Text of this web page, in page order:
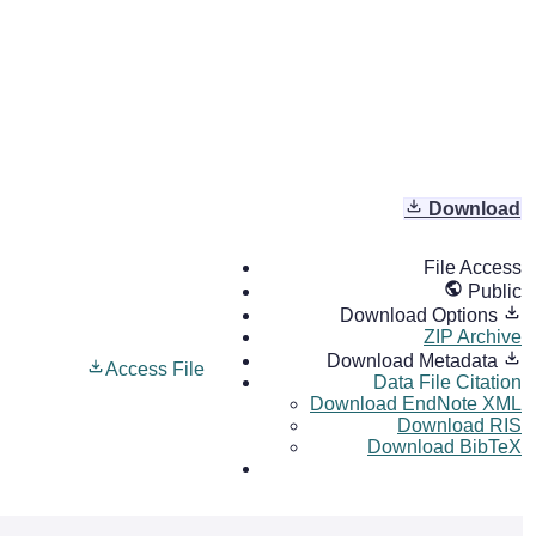
Download
Access File
File Access
Public
Download Options
ZIP Archive
Download Metadata
Data File Citation
Download EndNote XML
Download RIS
Download BibTeX